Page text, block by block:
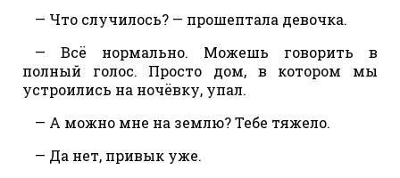
— Что случилось? — прошептала девочка.
— Всё нормально. Можешь говорить в
полный голос. Просто дом, в котором мы
устроились на ночёвку, упал.
— А можно мне на землю? Тебе тяжело.
— Да нет, привык уже.